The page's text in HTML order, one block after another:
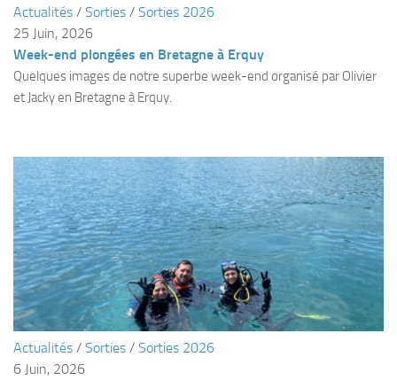
ECOLE DE PLONGEE
Formations
Plongeur N2
Plongeur N3
Maintien des acquis
Guide de palanquée N4
Initiateur
Moniteur Fédéral
Organisation
Actualités / Sorties / Sorties 2026
25 Juin, 2026
Week-end plongées en Bretagne à Erquy
Quelques images de notre superbe week-end organisé par Olivier
et Jacky en Bretagne à Erquy.
Actualités / Sorties / Sorties 2026
6 Juin, 2026